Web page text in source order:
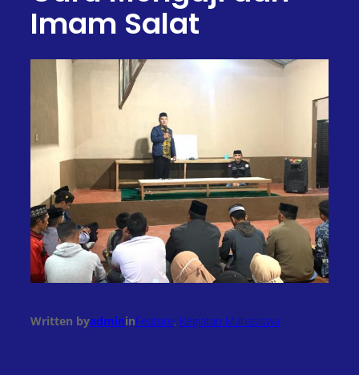
Imam Salat
Written byadmininFeature, Kegiatan Mahasiswa